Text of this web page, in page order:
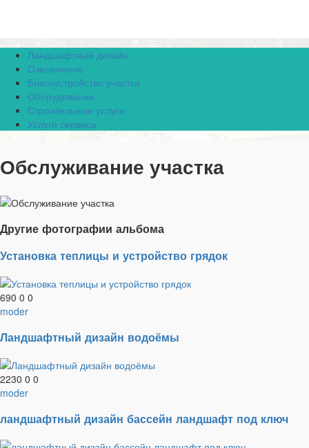
Ландшафтный дизайн
Озеленение
Благоустройство участка
Оборудование
Строительные услуги
Услуги сервиса
Обслуживание участка
Другие фотографии альбома
Установка теплицы и устройство грядок
690 0 0
moder
Ландшафтный дизайн водоёмы
2230 0 0
moder
ландшафтный дизайн бассейн ландшафт под ключ